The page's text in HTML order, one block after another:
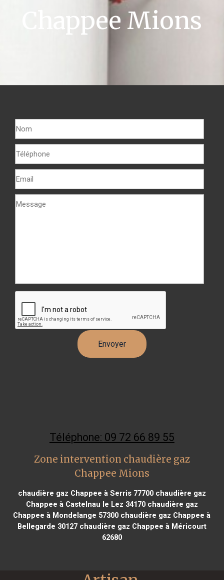
Chappee Mions
Téléphone: 09 72 66 89 55
Zone intervention chaudière gaz
Chappee Mions
chaudière gaz Chappee à Serris 77700chaudière gaz
Chappee à Castelnau le Lez 34170chaudière gaz
Chappee à Mondelange 57300 chaudière gaz Chappee à
Bellegarde 30127chaudière gaz Chappee à Méricourt
62680